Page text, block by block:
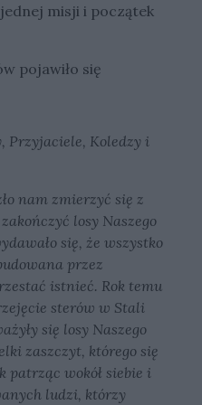
misji i początek
pojawiło się
Przyjaciele, Koledzy i
nam zmierzyć się z
losy Naszego
się, że wszystko
przez
istnieć. Rok temu
sterów w Stali
się losy Naszego
zaszczyt, którego się
patrząc wokół siebie i
ludzi, którzy